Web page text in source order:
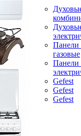
Панели
газовые
Панели
Gefest
Gefest
Gefest